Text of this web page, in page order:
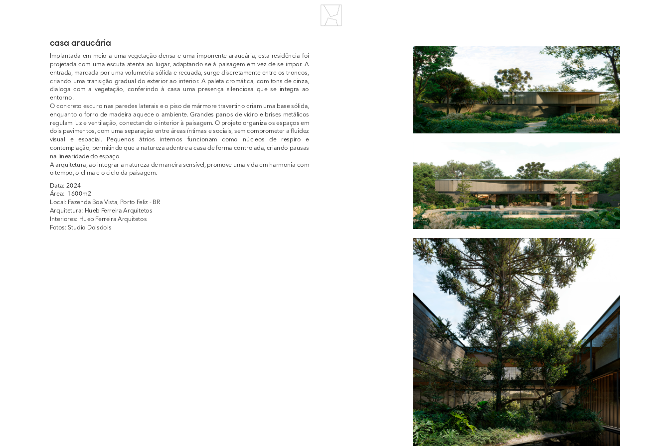
casa araucária
Implantada em meio a uma vegetação densa e uma imponente araucária, esta residência foi
projetada com uma escuta atenta ao lugar, adaptando-se à paisagem em vez de se impor. A
entrada, marcada por uma volumetria sólida e recuada, surge discretamente entre os troncos,
criando uma transição gradual do exterior ao interior. A paleta cromática, com tons de cinza,
dialoga com a vegetação, conferindo à casa uma presença silenciosa que se integra ao
entorno.
O concreto escuro nas paredes laterais e o piso de mármore travertino criam uma base sólida,
enquanto o forro de madeira aquece o ambiente. Grandes panos de vidro e brises metálicos
regulam luz e ventilação, conectando o interior à paisagem. O projeto organiza os espaços em
dois pavimentos, com uma separação entre áreas íntimas e sociais, sem comprometer a fluidez
visual e espacial. Pequenos átrios internos funcionam como núcleos de respiro e
contemplação, permitindo que a natureza adentre a casa de forma controlada, criando pausas
na linearidade do espaço.
A arquitetura, ao integrar a natureza de maneira sensível, promove uma vida em harmonia com
o tempo, o clima e o ciclo da paisagem.
Data: 2024
Área:  1600m2
Local: Fazenda Boa Vista, Porto Feliz - BR
Arquitetura: Hueb Ferreira Arquitetos
Interiores: Hueb Ferreira Arquitetos
Fotos: Studio Doisdois